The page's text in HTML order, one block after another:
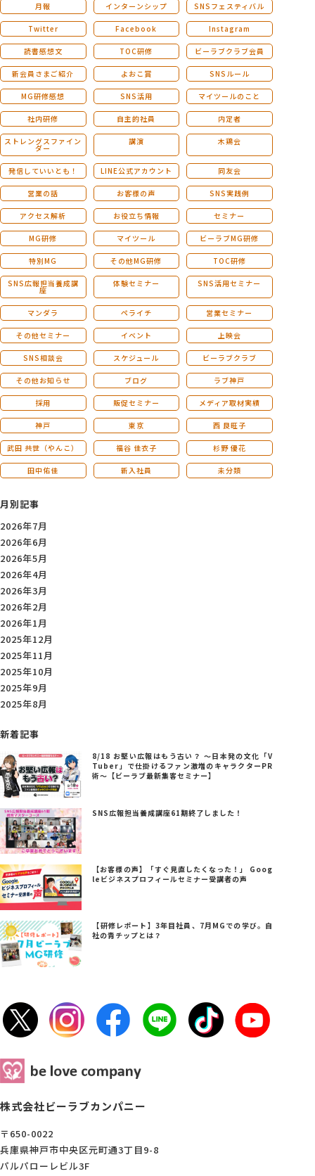
月報 インターンシップ SNSフェスティバル
Twitter Facebook Instagram
読書感想文 TOC研修 ビーラブクラブ会員
新会員さまご紹介 よおこ賞 SNSルール
MG研修感想 SNS活用 マイツールのこと
社内研修 自主的社員 内定者
ストレングスファイン
ダー
講演 木鶏会
発信していいとも！ LINE公式アカウント 同友会
営業の話 お客様の声 SNS実践例
アクセス解析 お役立ち情報 セミナー
MG研修 マイツール ビーラブMG研修
特別MG その他MG研修 TOC研修
SNS広報担当養成講
座
体験セミナー SNS活用セミナー
マンダラ ペライチ 営業セミナー
その他セミナー イベント 上映会
SNS相談会 スケジュール ビーラブクラブ
その他お知らせ ブログ ラブ神戸
採用 販促セミナー メディア取材実績
神戸 東京 西 良旺子
武田 共世（やんこ） 福谷 佳衣子 杉野 優花
田中佑佳 新入社員 未分類
月別記事
2026年7月
2026年6月
2026年5月
2026年4月
2026年3月
2026年2月
2026年1月
2025年12月
2025年11月
2025年10月
2025年9月
2025年8月
新着記事
8/18 お堅い広報はもう古い？ ～日本発の文化「V
Tuber」で仕掛けるファン激増のキャラクターPR
術～【ビーラブ最新集客セミナー】
SNS広報担当養成講座61期終了しました！
【お客様の声】「すぐ見直したくなった！」 Goog
leビジネスプロフィールセミナー受講者の声
【研修レポート】3年目社員、7月MGでの学び。自
社の青チップとは？
株式会社ビーラブカンパニー
〒650-0022
兵庫県神戸市中央区元町通3丁目9-8
パルパローレビル3F